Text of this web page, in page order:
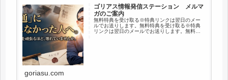
ゴリアス情報発信ステーション メルマ
ガのご案内
無料特典を受け取る※特典リンクは翌日のメー
ルでお送りします。無料特典を受け取る※特典
リンクは翌日のメールでお送りします。無料特
goriasu.com